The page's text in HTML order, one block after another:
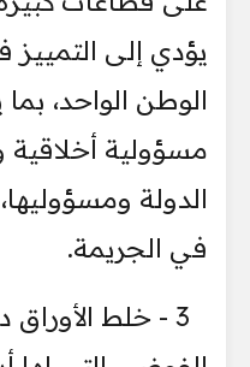
يؤدي إلى التمييز
الوطن الواحد،
مسؤولية
الدولة
في الجريمة.
3 - خلط